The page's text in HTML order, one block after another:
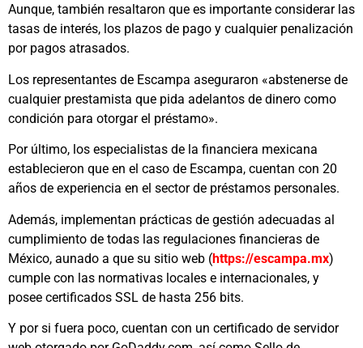
Aunque, también resaltaron que es importante considerar las
tasas de interés, los plazos de pago y cualquier penalización
por pagos atrasados.
Los representantes de Escampa aseguraron «abstenerse de
cualquier prestamista que pida adelantos de dinero como
condición para otorgar el préstamo».
Por último, los especialistas de la financiera mexicana
establecieron que en el caso de Escampa, cuentan con 20
años de experiencia en el sector de préstamos personales.
Además, implementan prácticas de gestión adecuadas al
cumplimiento de todas las regulaciones financieras de
México, aunado a que su sitio web (https://escampa.mx)
cumple con las normativas locales e internacionales, y
posee certificados SSL de hasta 256 bits.
Y por si fuera poco, cuentan con un certificado de servidor